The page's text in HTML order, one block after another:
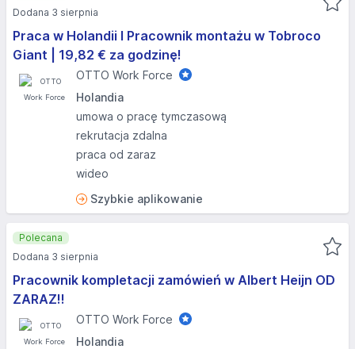
Praca w Holandii I Pracownik montażu w Tobroco
Giant | 19,82 € za godzinę!
OTTO Work Force
Holandia
umowa o pracę tymczasową
rekrutacja zdalna
praca od zaraz
wideo
Szybkie aplikowanie
Dodana 3 sierpnia
Pracownik kompletacji zamówień w Albert Heijn OD
ZARAZ!!
OTTO Work Force
Holandia
Polecana
Dodana 3 sierpnia